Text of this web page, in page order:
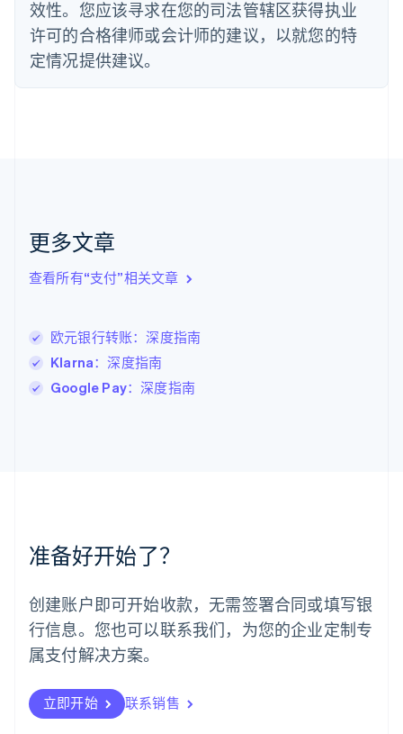
效性。您应该寻求在您的司法管辖区获得执业
许可的合格律师或会计师的建议，以就您的特
定情况提供建议。
更多文章
查看所有“支付”相关文章
欧元银行转账：深度指南
Klarna：深度指南
Google Pay：深度指南
准备好开始了？
创建账户即可开始收款，无需签署合同或填写银
行信息。您也可以联系我们，为您的企业定制专
属支付解决方案。
立即开始 联系销售
FrançaisEnglish
芬兰
EnglishSvenska
English
English
卢森堡
罗马尼亚
English
挪威
葡萄牙
Português English
日本
日本語English
瑞典
瑞士
DeutschFrançais